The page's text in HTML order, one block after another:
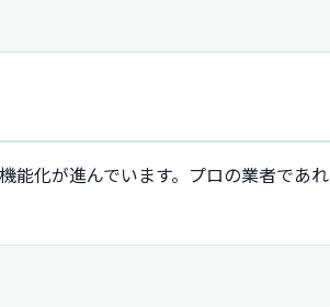
能化が進んでいます。プロの業者であれ